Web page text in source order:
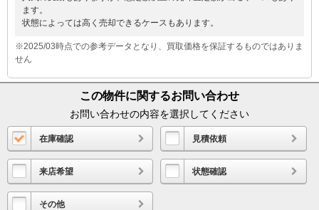
ます。
状態によっては高く売却できるケースもあります。
※2025/03時点での参考データとなり、買取価格を保証するものではありま
せん
この物件に関するお問い合わせ
お問い合わせの内容を選択してください
在庫確認 見積依頼
来店希望 状態確認
その他